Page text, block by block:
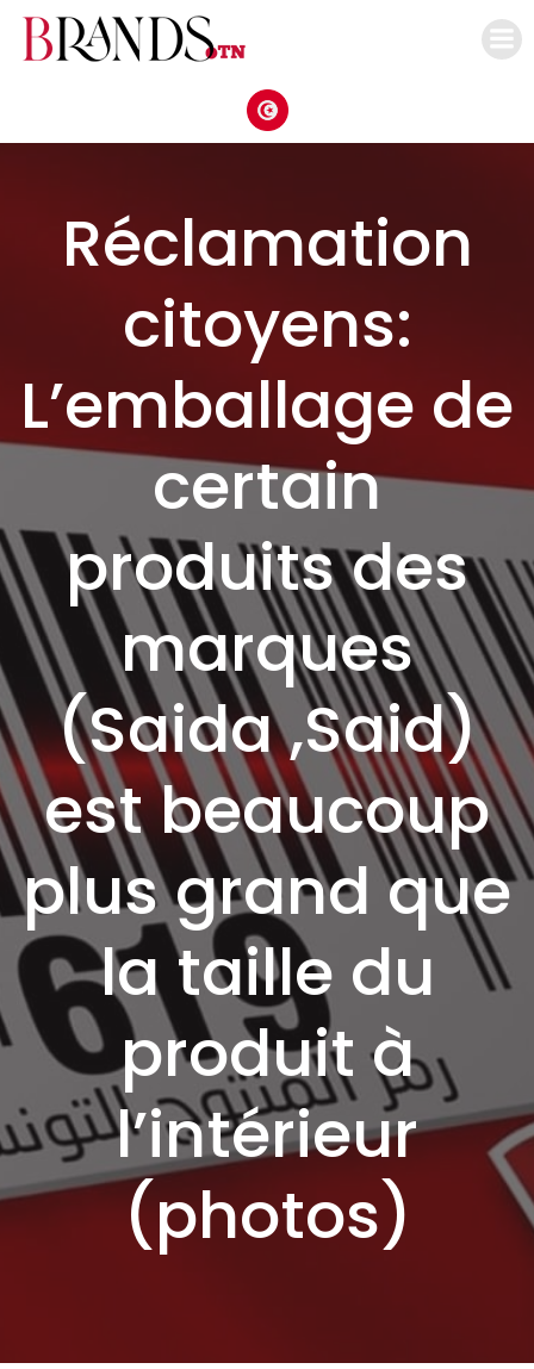
Réclamation
citoyens:
L’emballage de
certain
produits des
marques
(Saida ,Said)
est beaucoup
plus grand que
la taille du
produit à
l’intérieur
(photos)